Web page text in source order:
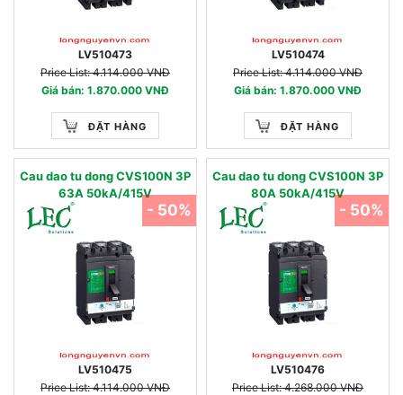
LV510473
Price List: 4.114.000 VNĐ
Giá bán: 1.870.000 VNĐ
ĐẶT HÀNG
LV510474
Price List: 4.114.000 VNĐ
Giá bán: 1.870.000 VNĐ
ĐẶT HÀNG
Cau dao tu dong CVS100N 3P
63A 50kA/415V
LV510475
Price List: 4.114.000 VNĐ
- 50%
Cau dao tu dong CVS100N 3P
80A 50kA/415V
LV510476
Price List: 4.268.000 VNĐ
- 50%